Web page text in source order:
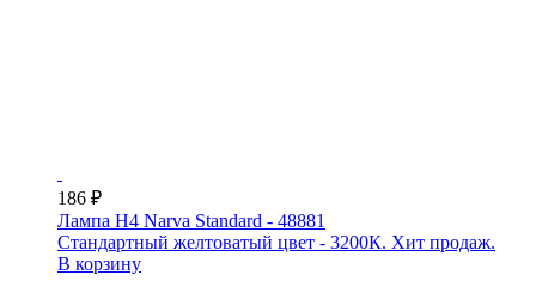
186 ₽
Лампа H4 Narva Standard - 48881
Стандартный желтоватый цвет - 3200К. Хит продаж.
В корзину